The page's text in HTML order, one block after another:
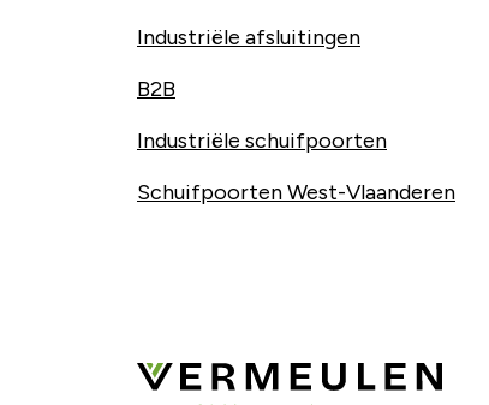
Industriële afsluitingen
B2B
Industriële schuifpoorten
Schuifpoorten West-Vlaanderen